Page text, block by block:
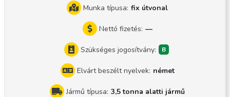
Munka típusa: fix útvonal
Nettó fizetés: —
Szükséges jogosítvány:
Elvárt beszélt nyelvek: német
Jármű típusa: 3,5 tonna alatti jármű